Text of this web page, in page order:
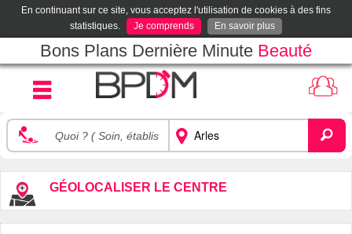
En continuant sur ce site, vous acceptez l'utilisation de cookies à des fins
statistiques.
Je comprends En savoir plus
Bons Plans Dernière Minute Beauté
GÉOLOCALISER LE CENTRE